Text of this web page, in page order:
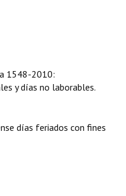
1548-2010:
y días no laborables.
días feriados con fines